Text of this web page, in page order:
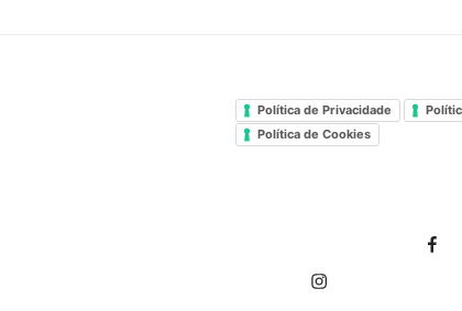
Política de Privacidade
Política de Cookies